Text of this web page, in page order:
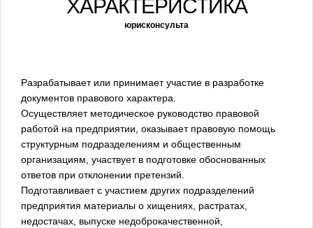
ХАРАКТЕРИСТИКА
юрисконсульта
Разрабатывает или принимает участие в разработке
документов правового характера.
Осуществляет методическое руководство правовой
работой на предприятии, оказывает правовую помощь
структурным подразделениям и общественным
организациям, участвует в подготовке обоснованных
ответов при отклонении претензий.
Подготавливает с участием других подразделений
предприятия материалы о хищениях, растратах,
недостачах, выпуске недоброкачественной,